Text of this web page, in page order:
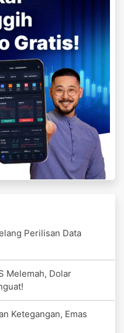
Perilisan Data
Melemah, Dolar
Ketegangan, Emas